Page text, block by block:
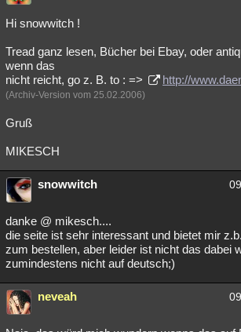
Spiritualität
Natur Umfragen Unterhaltung
weitere Rubriken
Philosophie Träume
Astronomie
Übersichten
Lesenswert Schlüsselwörter
Hi snowwitch !
Tread ganz lesen, Bücher bei Ebay, oder
wenn das
nicht reicht, go z. B. to : =>
http://
(Archiv-Version vom 25.02.2006)
Gruß
MIKESCH
snowwitch
danke @ mikesch....
die seite ist sehr interessant und bietet mir
zum bestellen, aber leider ist nicht das dabei
zumindestens nicht auf deutsch;)
neveah